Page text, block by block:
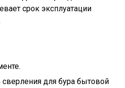
срок эксплуатации
для бура бытовой